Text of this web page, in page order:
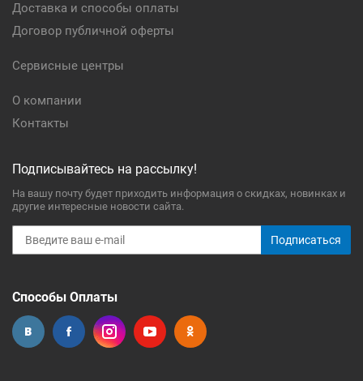
Доставка и способы оплаты
Договор публичной оферты
Сервисные центры
О компании
Контакты
Подписывайтесь на рассылку!
На вашу почту будет приходить информация о скидках, новинках и
другие интересные новости сайта.
Подписаться
Способы Оплаты